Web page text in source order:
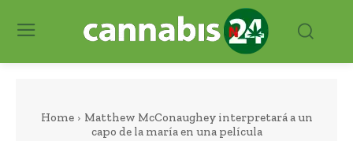
Home
Matthew McConaughey interpretará a un
capo de la maría en una película